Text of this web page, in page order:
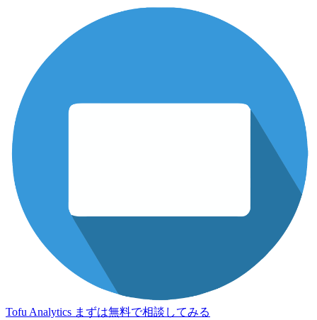
Tofu Analytics まずは無料で相談してみる